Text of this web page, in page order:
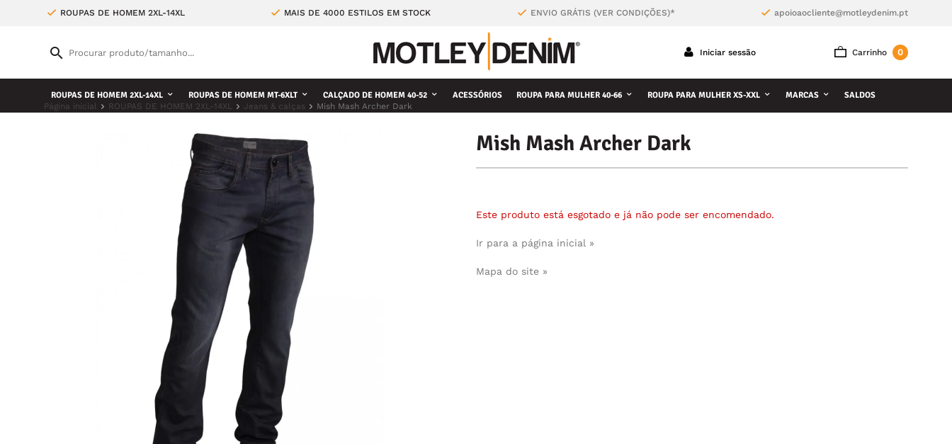
ROUPAS DE HOMEM 2XL-14XL MAIS DE 4000 ESTILOS EM STOCK ENVIO GRÁTIS (VER CONDIÇÕES)* apoioaocliente@motleydenim.pt
Carrinho 0
Iniciar sessão
ROUPAS DE HOMEM 2XL-14XL ROUPAS DE HOMEM MT-6XLT CALÇADO DE HOMEM 40-52 ACESSÓRIOS ROUPA PARA MULHER 40-66 ROUPA PARA MULHER XS-XXL MARCAS SALDOS
Página inicial ROUPAS DE HOMEM 2XL-14XL Jeans & calças Mish Mash Archer Dark
Mish Mash Archer Dark
Este produto está esgotado e já não pode ser encomendado.
Ir para a página inicial »
Mapa do site »